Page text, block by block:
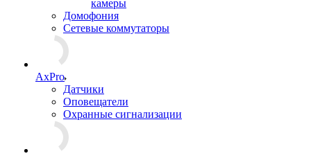
камеры
Домофония
Сетевые коммутаторы
AxPro
Датчики
Оповещатели
Охранные сигнализации